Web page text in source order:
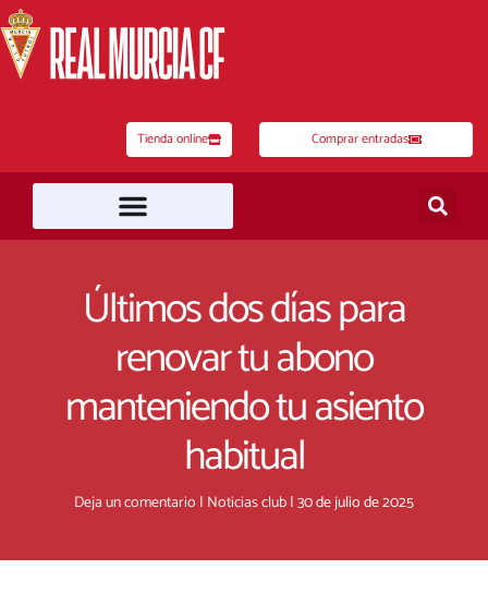
al
contenido
Tienda online Comprar entradas
Últimos dos días para
renovar tu abono
manteniendo tu asiento
habitual
Deja un comentario | Noticias club|30 de julio de 2025